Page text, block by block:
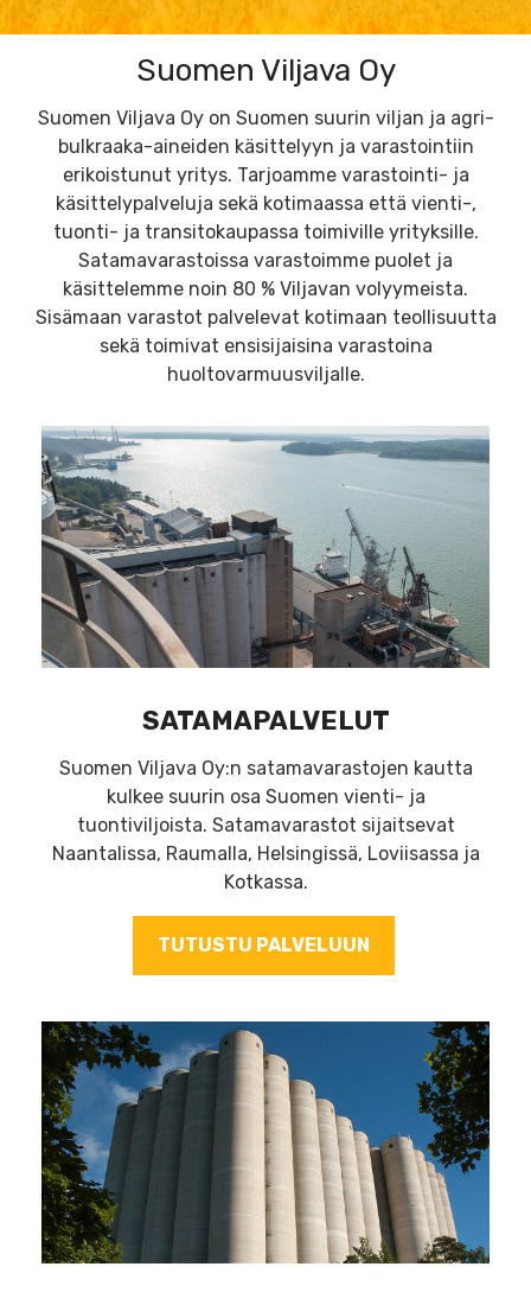
Suomen Viljava Oy
Suomen Viljava Oy on Suomen suurin viljan ja agri-
bulkraaka-aineiden käsittelyyn ja varastointiin
erikoistunut yritys. Tarjoamme varastointi- ja
käsittelypalveluja sekä kotimaassa että vienti-,
tuonti- ja transitokaupassa toimiville yrityksille.
Satamavarastoissa varastoimme puolet ja
käsittelemme noin 80 % Viljavan volyymeista.
Sisämaan varastot palvelevat kotimaan teollisuutta
sekä toimivat ensisijaisina varastoina
huoltovarmuusviljalle.
SATAMAPALVELUT
Suomen Viljava Oy:n satamavarastojen kautta
kulkee suurin osa Suomen vienti- ja
tuontiviljoista. Satamavarastot sijaitsevat
Naantalissa, Raumalla, Helsingissä, Loviisassa ja
Kotkassa.
TUTUSTU PALVELUUN